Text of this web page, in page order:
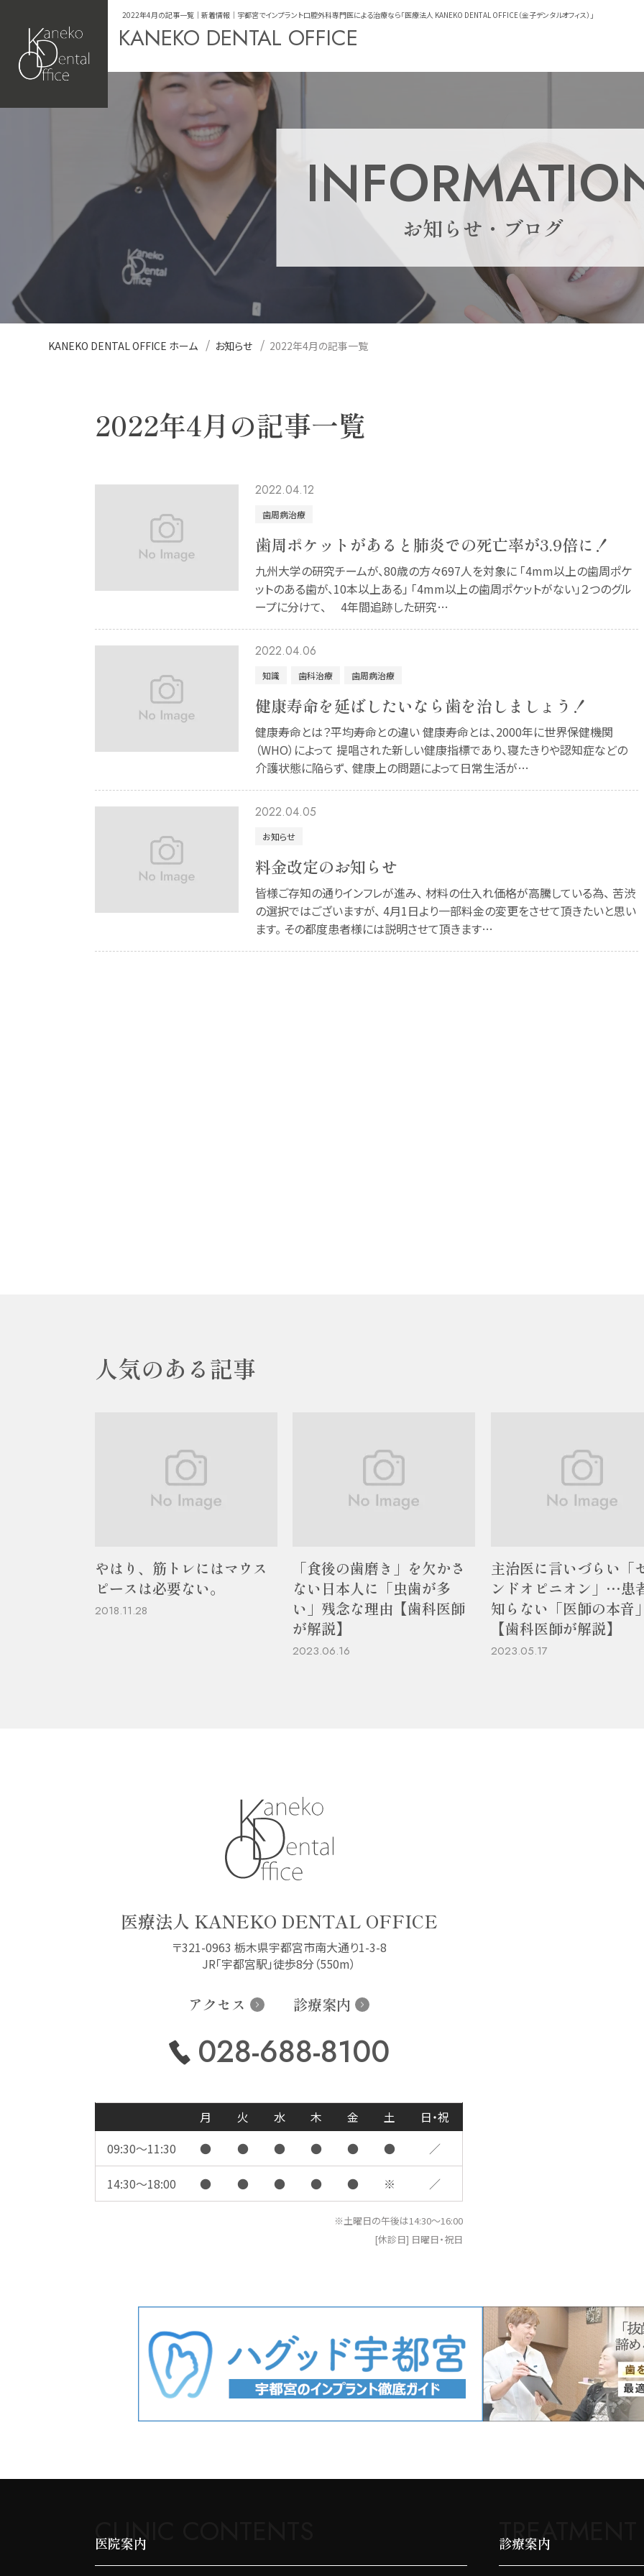
2022年4月の記事一覧｜新着情報｜宇都宮でインプラント口腔外科専門医による治療なら「医療法人 KANEKO DENTAL OFFICE（金子デンタルオフィス）」
KANEKO DENTAL OFFICE
お知らせ・ブログ
KANEKO DENTAL OFFICE ホーム お知らせ 2022年4月の記事一覧
2022年4月の記事一覧
2022.04.12
歯周病治療
歯周ポケットがあると肺炎での死亡率が3.9倍に！
九州大学の研究チームが、80歳の方々697人を対象に 「4mm以上の歯周ポケ
ットのある歯が、10本以上ある」 「4mm以上の歯周ポケットがない」２つのグル
ープに分けて、 4年間追跡した研究…
2022.04.06
知識 歯科治療 歯周病治療
健康寿命を延ばしたいなら歯を治しましょう！
健康寿命とは？平均寿命との違い 健康寿命とは、2000年に世界保健機関
（WHO）によって 提唱された新しい健康指標であり、寝たきりや認知症などの
介護状態に陥らず、 健康上の問題によって日常生活が…
2022.04.05
お知らせ
料金改定のお知らせ
皆様ご存知の通りインフレが進み、 材料の仕入れ価格が高騰している為、 苦渋
の選択ではございますが、 4月1日より一部料金の変更をさせて頂きたいと思い
ます。 その都度患者様には説明させて頂きます…
人気のある記事
やはり、筋トレにはマウス
ピースは必要ない。
2018.11.28
「食後の歯磨き」を欠かさ
ない日本人に「虫歯が多
い」残念な理由【歯科医師
が解説】
2023.06.16
主治医に言いづらい「
ンドオピニオン」…患
知らない「医師の本音」
【歯科医師が解説】
2023.05.17
医療法人 KANEKO DENTAL OFFICE
〒321-0963 栃木県宇都宮市南大通り1-3-8
JR「宇都宮駅」徒歩8分（550m）
アクセス 診療案内
028-688-8100
月 火 水 木 金 土
日・祝
09:30〜11:30
● ● ● ● ● ● ／
14:30〜18:00 ● ● ● ● ● ※ ／
※土曜日の午後は14:30〜16:00
[休診日] 日曜日・祝日
CLINIC CONTENTS
医院案内 TREATMENT
診療案内